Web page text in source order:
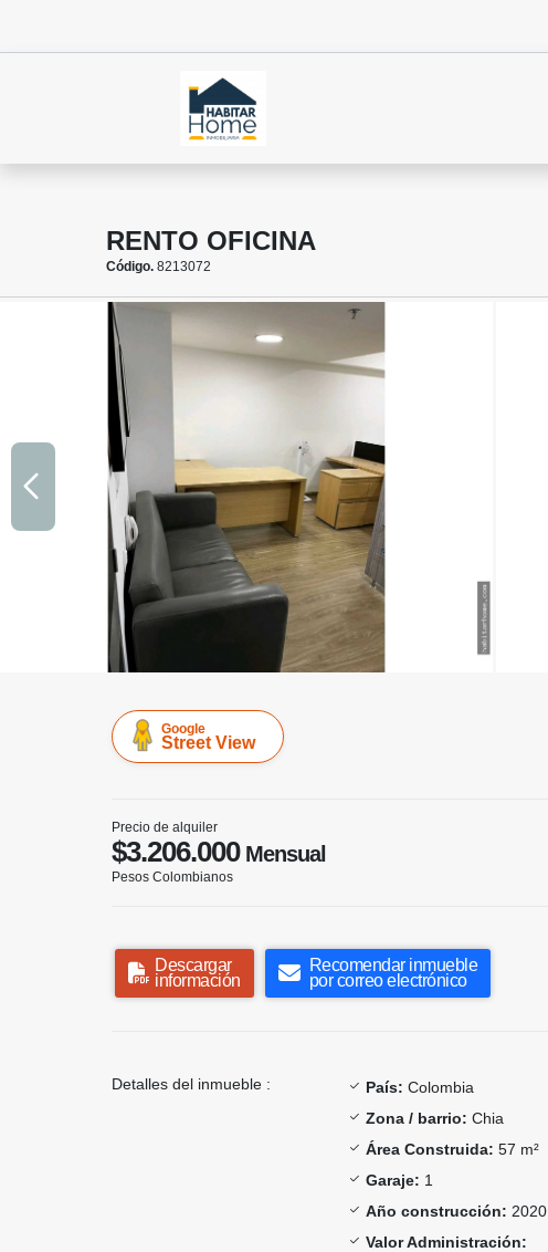
RENTO OFICINA
Código. 8213072
Google
Street View
Precio de alquiler
$3.206.000Mensual
Pesos Colombianos
Descargar
información
Recomendar inmueble
por correo electrónico
Detalles del inmueble : País: Colombia
Zona / barrio: Chia
Área Construida: 57 m²
Garaje: 1
Año construcción: 2020
Valor Administración: